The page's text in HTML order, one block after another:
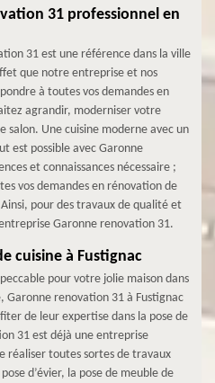
31 professionnel en
31 est une référence dans la ville
que notre entreprise et nos
à toutes vos demandes en
agrandir, moderniser votre
salon. Une cuisine moderne avec un
est possible avec Garonne
et connaissances nécessaire ;
vos demandes en rénovation de
pour des travaux de qualité et
Garonne renovation 31.
cuisine à Fustignac
pour votre jolie maison dans
Garonne renovation 31 à Fustignac
de leur expertise dans la pose de
31 est déjà une entreprise
réaliser toutes sortes de travaux
d’évier, la pose de meuble de